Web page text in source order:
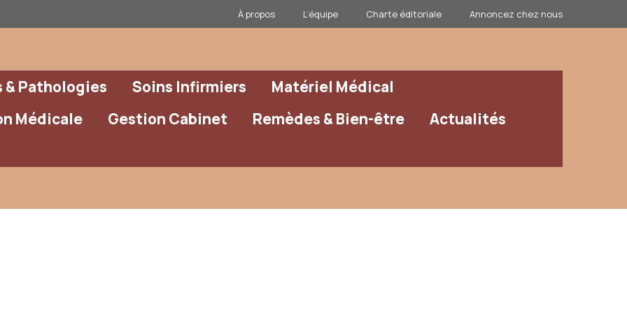
À propos L’équipe Charte éditoriale Annoncez chez nous
& Pathologies Soins Infirmiers
Matériel Médical
Médicale
Gestion Cabinet Remèdes & Bien-être
Actualités